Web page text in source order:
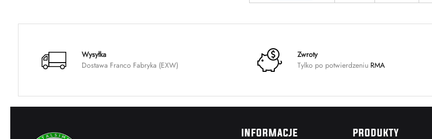
Wysyłka
Dostawa Franco Fabryka (EXW)
Zwroty
Tylko po potwierdzeniu RMA
INFORMACJE
PRODUKTY